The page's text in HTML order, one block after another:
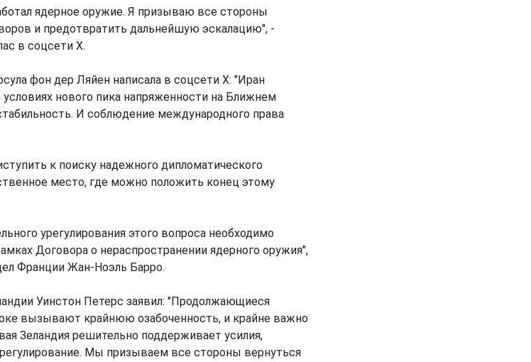
ядерное оружие. Я призываю все стороны
и предотвратить дальнейшую эскалацию", -
в соцсети X.
фон дер Ляйен написала в соцсети Х: "Иран
нового пика напряженности на Ближнем
И соблюдение международного права
к поиску надежного дипломатического
место, где можно положить конец этому
урегулирования этого вопроса необходимо
Договора о нераспространении ядерного оружия",
Франции Жан-Ноэль Барро.
Уинстон Петерс заявил: "Продолжающиеся
вызывают крайнюю озабоченность, и крайне важно
Зеландия решительно поддерживает усилия,
Мы призываем все стороны вернуться